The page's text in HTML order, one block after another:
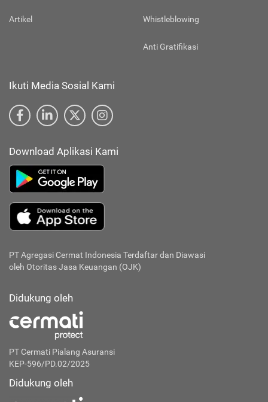
Artikel Whistleblowing
Anti Gratifikasi
Ikuti Media Sosial Kami
Download Aplikasi Kami
PT Agregasi Cermat Indonesia Terdaftar dan Diawasi
oleh Otoritas Jasa Keuangan (OJK)
Didukung oleh
PT Cermati Pialang Asuransi
KEP-596/PD.02/2025
Didukung oleh